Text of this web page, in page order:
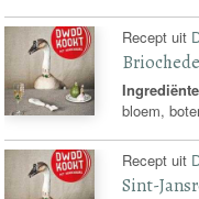
Recept uit
bloem,
Recept uit
Sint-